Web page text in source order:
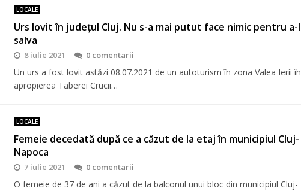
LOCALE
Urs lovit în județul Cluj. Nu s-a mai putut face nimic pentru a-l
salva
8 iulie 2021 0 comentarii
Un urs a fost lovit astăzi 08.07.2021 de un autoturism în zona Valea Ierii în
apropierea Taberei Crucii…
LOCALE
Femeie decedată după ce a căzut de la etaj în municipiul Cluj-
Napoca
7 iulie 2021 0 comentarii
O femeie de 37 de ani a căzut de la balconul unui bloc din municipiul Cluj-